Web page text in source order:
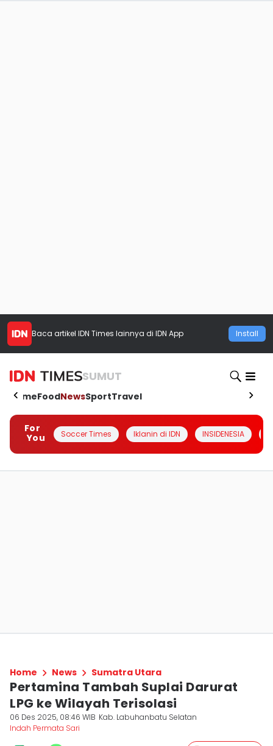
Baca artikel IDN Times lainnya di IDN App Install
SUMUT
HomeFoodNewsSportTravel
For
You
Soccer Times Iklanin di IDN INSIDENESIA
Home News Sumatra Utara
Pertamina Tambah Suplai Darurat
LPG ke Wilayah Terisolasi
06 Des 2025, 08:46 WIB Kab. Labuhanbatu Selatan
Indah Permata Sari